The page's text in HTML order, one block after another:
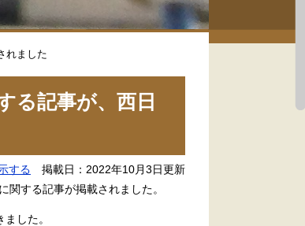
れました
る記事が、西日
する 掲載日：2022年10月3日更新
する記事が掲載されました。
した。